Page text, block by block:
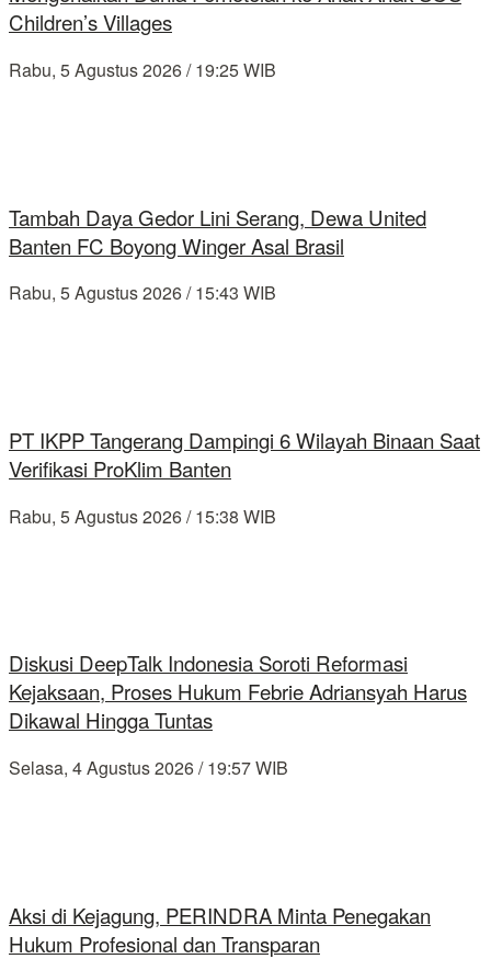
Children’s Villages
Rabu, 5 Agustus 2026 / 19:25 WIB
Tambah Daya Gedor Lini Serang, Dewa United
Banten FC Boyong Winger Asal Brasil
Rabu, 5 Agustus 2026 / 15:43 WIB
PT IKPP Tangerang Dampingi 6 Wilayah Binaan Saat
Verifikasi ProKlim Banten
Rabu, 5 Agustus 2026 / 15:38 WIB
Diskusi DeepTalk Indonesia Soroti Reformasi
Kejaksaan, Proses Hukum Febrie Adriansyah Harus
Dikawal Hingga Tuntas
Selasa, 4 Agustus 2026 / 19:57 WIB
Aksi di Kejagung, PERINDRA Minta Penegakan
Hukum Profesional dan Transparan